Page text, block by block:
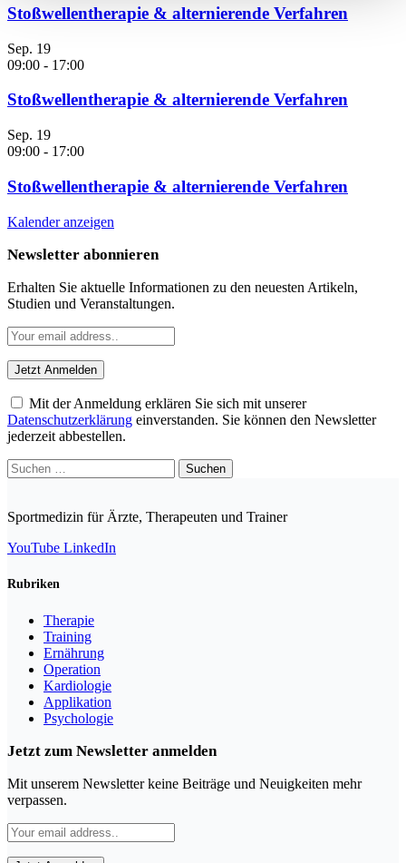
Stoßwellentherapie & alternierende Verfahren
Sep. 19
09:00 - 17:00
Stoßwellentherapie & alternierende Verfahren
Sep. 19
09:00 - 17:00
Stoßwellentherapie & alternierende Verfahren
Kalender anzeigen
Newsletter abonnieren
Erhalten Sie aktuelle Informationen zu den neuesten Artikeln,
Studien und Veranstaltungen.
Mit der Anmeldung erklären Sie sich mit unserer
Datenschutzerklärung einverstanden. Sie können den Newsletter
jederzeit abbestellen.
Suchen
nach:
Sportmedizin für Ärzte, Therapeuten und Trainer
YouTube LinkedIn
Rubriken
Therapie
Training
Ernährung
Operation
Kardiologie
Applikation
Psychologie
Jetzt zum Newsletter anmelden
Mit unserem Newsletter keine Beiträge und Neuigkeiten mehr
verpassen.